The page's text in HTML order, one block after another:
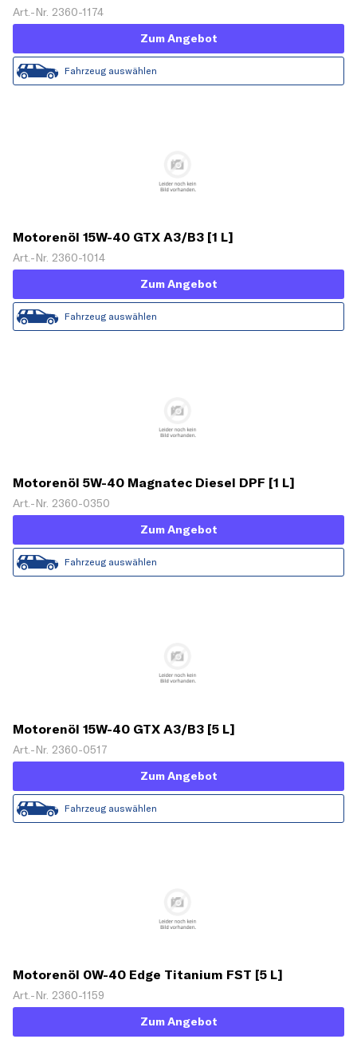
L]
Art.-Nr. 2360-1174
Zum Angebot
Fahrzeug auswählen
Motorenöl 15W-40 GTX A3/B3 [1 L]
Art.-Nr. 2360-1014
Zum Angebot
Fahrzeug auswählen
Motorenöl 5W-40 Magnatec Diesel DPF [1 L]
Art.-Nr. 2360-0350
Zum Angebot
Fahrzeug auswählen
Motorenöl 15W-40 GTX A3/B3 [5 L]
Art.-Nr. 2360-0517
Zum Angebot
Fahrzeug auswählen
Motorenöl 0W-40 Edge Titanium FST [5 L]
Art.-Nr. 2360-1159
Zum Angebot